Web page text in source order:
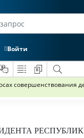
Войти
совершенствования